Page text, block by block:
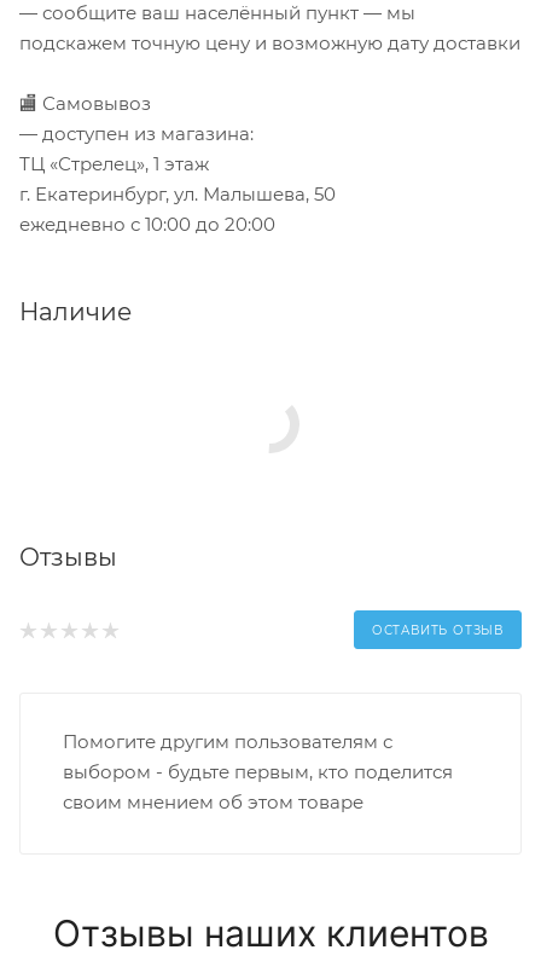
— сообщите ваш населённый пункт — мы
подскажем точную цену и возможную дату доставки
🏬 Самовывоз
— доступен из магазина:
ТЦ «Стрелец», 1 этаж
г. Екатеринбург, ул. Малышева, 50
ежедневно с 10:00 до 20:00
Наличие
Отзывы
ОСТАВИТЬ ОТЗЫВ
Помогите другим пользователям с
выбором - будьте первым, кто поделится
своим мнением об этом товаре
Отзывы наших клиентов